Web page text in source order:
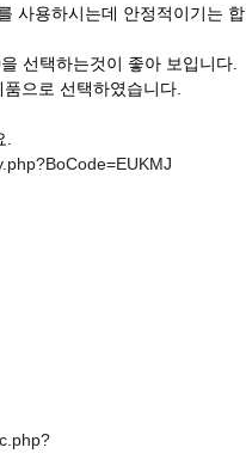
사용하시는데 안정적이기는 합
선택하는것이 좋아 보입니다.
으로 선택하였습니다.
.